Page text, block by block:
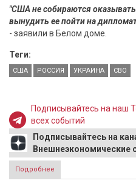
"США не собираются
вынудить ее пойти на
- заявили в Белом доме.
Теги:
США РОССИЯ УКРАИНА СВО
Подписывайтесь на наш
всех событий
Подписывайтесь на
Внешнеэкономические
Подробнее